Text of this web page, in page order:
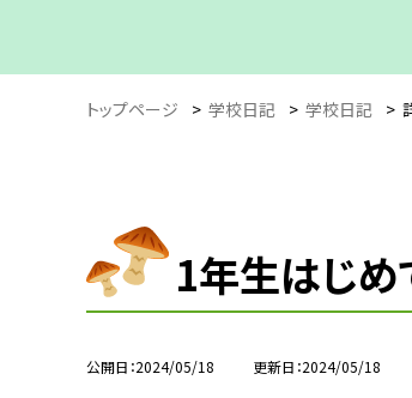
トップページ > 学校日記 > 学校日記 >
1年生はじ
公開日 2024/05/18 更新日 2024/05/18